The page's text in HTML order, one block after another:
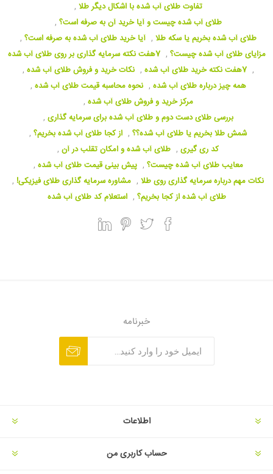
تفاوت طلای آب شده با اشکال دیگر طلا ,
طلای آب شده چیست و آیا خرید آن به صرفه است؟ ,
طلای آب شده بخریم یا سکه طلا , آیا خرید طلای آب شده به صرفه است؟ ,
مزایای طلای آب شده چیست؟ , 7هفت نکته سرمایه گذاری بر روی طلای آب شده
, 7هفت نکته خرید طلای آب شده , نکات خرید و فروش طلای آب شده ,
همه چیز درباره طلای آب شده , نحوه محاسبه قیمت طلای آب شده ,
مرکز خرید و فروش طلای آب شده ,
بررسی طلای دست دوم و طلای آب شده برای سرمایه گذاری ,
شمش طلا بخریم یا طلای آب شده؟؟ , از کجا طلای آب شده بخریم؟ ,
کد ری‌‏ گیری , طلای آب شده و امکان تقلب در آن ,
معایب طلای آب شده چیست؟ , پیش بینی قیمت طلای آب شده ,
نکات مهم درباره سرمایه گذاری روی طلا , مشاوره سرمایه گذاری طلای فیزیکی! ,
طلای آب شده از کجا بخریم؟ , استعلام کد طلای آب شده
خبرنامه
اطلاعات
حساب کاربری من